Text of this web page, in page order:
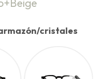
cristales